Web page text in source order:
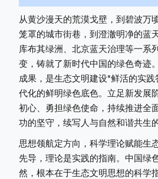
从黄沙漫天的荒漠戈壁，到碧波万
笼罩的城市街巷，到澄澈明净的蓝
库布其绿洲、北京蓝天治理等一系
变，铸就了新时代中国的绿色奇迹
成果，是生态文明建设*鲜活的实
代化的鲜明绿色底色。立足新发展
初心、勇担绿色使命，持续推进全
功的坚守，续写人与自然和谐共生
思想领航定方向，科学理论赋能生
先导，理论是实践的指南。中国绿
然，根本在于生态文明思想的科学